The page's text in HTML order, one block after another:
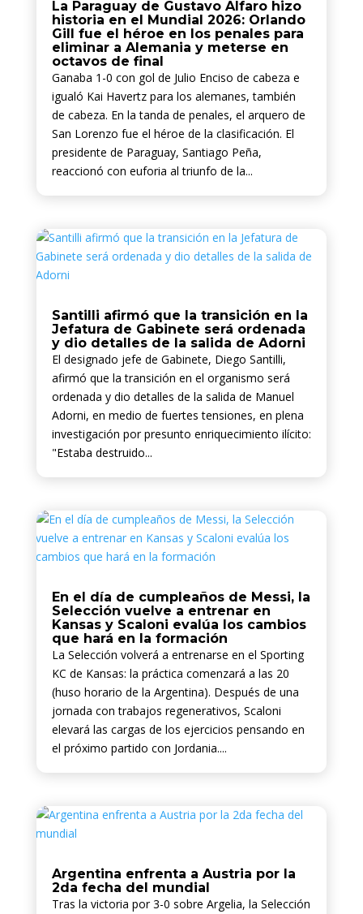
La Paraguay de Gustavo Alfaro hizo
historia en el Mundial 2026: Orlando
Gill fue el héroe en los penales para
eliminar a Alemania y meterse en
octavos de final
Ganaba 1-0 con gol de Julio Enciso de cabeza e
igualó Kai Havertz para los alemanes, también
de cabeza. En la tanda de penales, el arquero de
San Lorenzo fue el héroe de la clasificación. El
presidente de Paraguay, Santiago Peña,
reaccionó con euforia al triunfo de la...
Santilli afirmó que la transición en la
Jefatura de Gabinete será ordenada
y dio detalles de la salida de Adorni
El designado jefe de Gabinete, Diego Santilli,
afirmó que la transición en el organismo será
ordenada y dio detalles de la salida de Manuel
Adorni, en medio de fuertes tensiones, en plena
investigación por presunto enriquecimiento ilícito:
"Estaba destruido...
En el día de cumpleaños de Messi, la
Selección vuelve a entrenar en
Kansas y Scaloni evalúa los cambios
que hará en la formación
La Selección volverá a entrenarse en el Sporting
KC de Kansas: la práctica comenzará a las 20
(huso horario de la Argentina). Después de una
jornada con trabajos regenerativos, Scaloni
elevará las cargas de los ejercicios pensando en
el próximo partido con Jordania....
Argentina enfrenta a Austria por la
2da fecha del mundial
Tras la victoria por 3-0 sobre Argelia, la Selección